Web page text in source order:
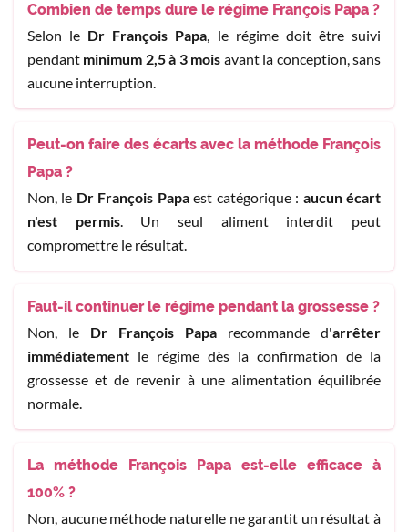
Combien de temps dure le régime François Papa ?
Selon le Dr François Papa, le régime doit être suivi
pendant minimum 2,5 à 3 mois avant la conception, sans
aucune interruption.
Peut-on faire des écarts avec la méthode François
Papa ?
Non, le Dr François Papaest catégorique : aucun écart
n'est permis. Un seul aliment interdit peut
compromettre le résultat.
Faut-il continuer le régime pendant la grossesse ?
Non, le Dr François Papa recommande d'arrêter
immédiatement le régime dès la confirmation de la
grossesse et de revenir à une alimentation équilibrée
normale.
La méthode François Papa est-elle efficace à
100% ?
Non, aucune méthode naturelle ne garantit un résultat à